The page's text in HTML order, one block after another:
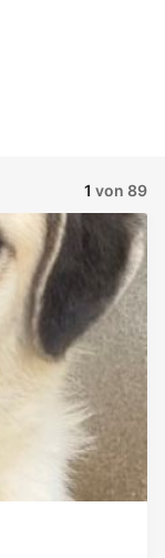
1 von 89